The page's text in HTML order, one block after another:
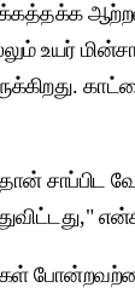
உயர்
சாப்பிட
போன்றவற்றை